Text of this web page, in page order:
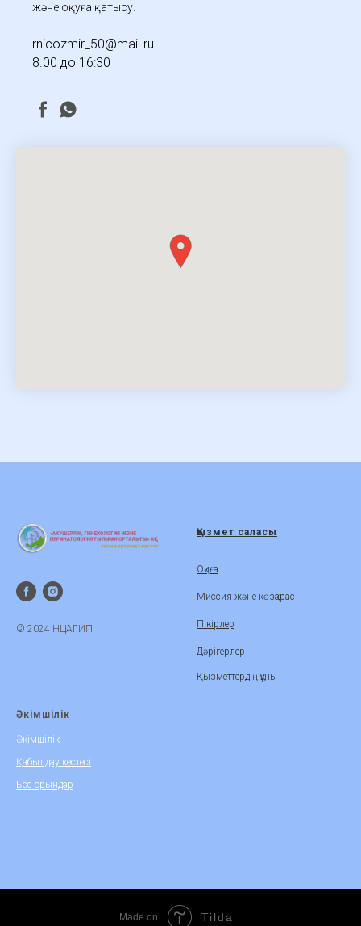
және оқуға қатысу.
rnicozmir_50@mail.ru
8.00 до 16:30
© 2024 НЦАГИП
Қызмет саласы
Оқиға
Миссия және көзқарас
Пікірлер
Дәрігерлер
Қызметтердің құны
Әкімшілік
Әкімшілік
Қабылдау кестесі
Бос орындар
Made on Tilda